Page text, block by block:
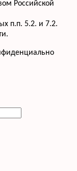
Российской
п.п. 5.2. и 7.2.